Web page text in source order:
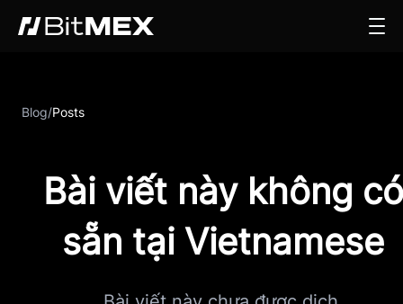
Blog/Posts
Bài viết này không có
sẵn tại Vietnamese